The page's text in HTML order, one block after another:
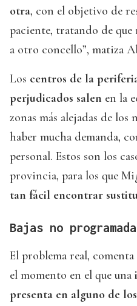
otra, con el objetivo de
paciente, tratando de que
a otro concello”, matiza
Los centros de la
perjudicados salen en la
zonas más alejadas de los
haber mucha demanda,
personal. Estos son los
provincia, para los que
tan fácil encontrar
Bajas no
El problema real,
el momento en el que una
presenta en alguno de